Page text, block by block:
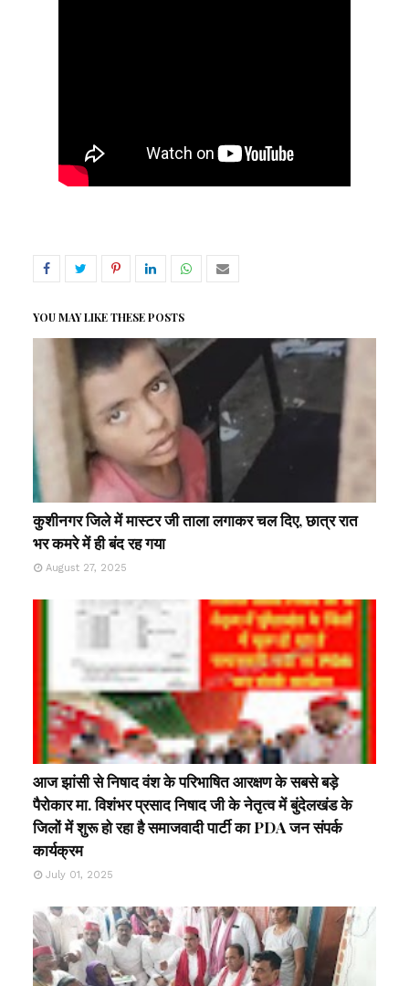
YOU MAY LIKE THESE POSTS
कुशीनगर जिले में मास्टर जी ताला लगाकर चल दिए, छात्र रात
भर कमरे में ही बंद रह गया
August 27, 2025
आज झांसी से निषाद वंश के परिभाषित आरक्षण के सबसे बड़े
पैरोकार मा. विशंभर प्रसाद निषाद जी के नेतृत्व में बुंदेलखंड के
जिलों में शुरू हो रहा है समाजवादी पार्टी का PDA जन संपर्क
कार्यक्रम
July 01, 2025